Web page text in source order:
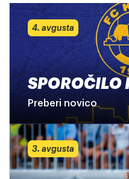
4. avgusta
SPOROČILO
Preberi novico
3. avgusta